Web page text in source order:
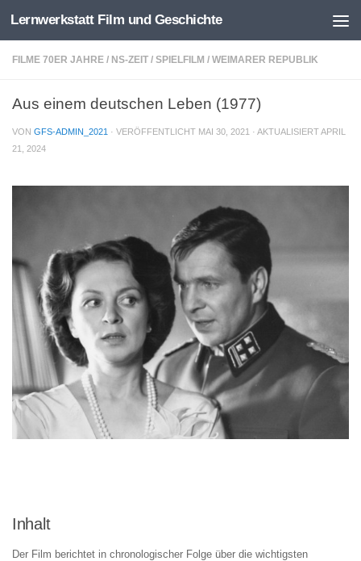
Zum Inhalt springen
Lernwerkstatt Film und Geschichte
FILME 70ER JAHRE / NS-ZEIT / SPIELFILM / WEIMARER REPUBLIK
Aus einem deutschen Leben (1977)
VON GFS-ADMIN_2021 · VERÖFFENTLICHT MAI 30, 2021 · AKTUALISIERTAPRIL
21, 2024
Inhalt
Der Film berichtet in chronologischer Folge über die wichtigsten